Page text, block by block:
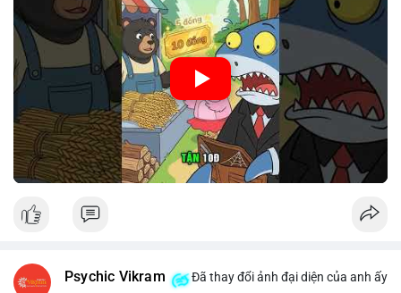
🎥 Xem video trực tiếp tại:
Nguồn: Cú Thông Thái
Psychic Vikram Đã thay đổi ảnh đại diện của anh ấy